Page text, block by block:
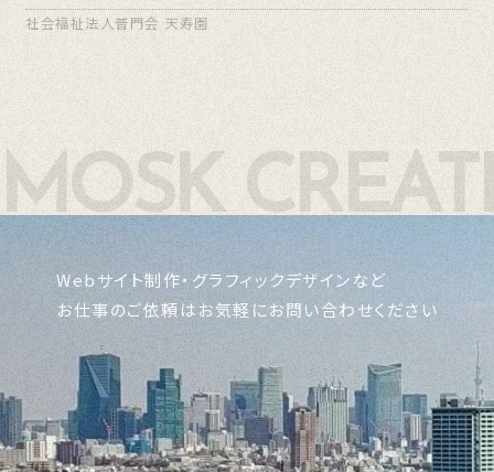
社会福祉法人普門会 天寿園
Webサイト制作・グラフィックデザインなど
お仕事のご依頼はお気軽にお問い合わせください